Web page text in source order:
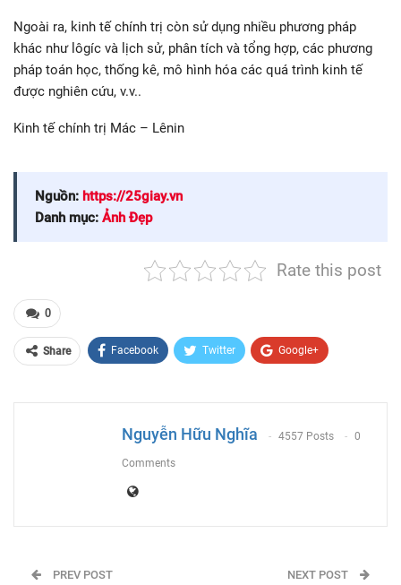
Ngoài ra, kinh tế chính trị còn sử dụng nhiều phương pháp
khác như lôgíc và lịch sử, phân tích và tổng hợp, các phương
pháp toán học, thống kê, mô hình hóa các quá trình kinh tế
được nghiên cứu, v.v..
Kinh tế chính trị Mác – Lênin
Nguồn: https://25giay.vn
Danh mục: Ảnh Đẹp
Rate this post
0
Share Facebook Twitter Google+
Nguyễn Hữu Nghĩa 4557 Posts 0
Comments
PREV POST NEXT POST